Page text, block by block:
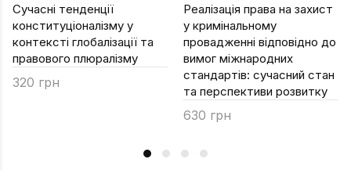
Сучасні тенденції
конституціоналізму у
контексті глобалізації та
правового плюралізму
320 грн
Реалізація права на захист
у кримінальному
провадженні відповідно до
вимог міжнародних
стандартів: сучасний стан
та перспективи розвитку
630 грн